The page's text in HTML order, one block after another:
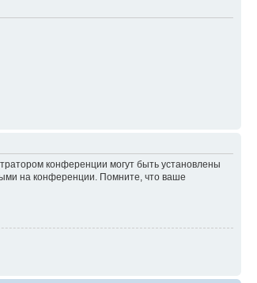
конференции могут быть установлены
на конференции. Помните, что ваше